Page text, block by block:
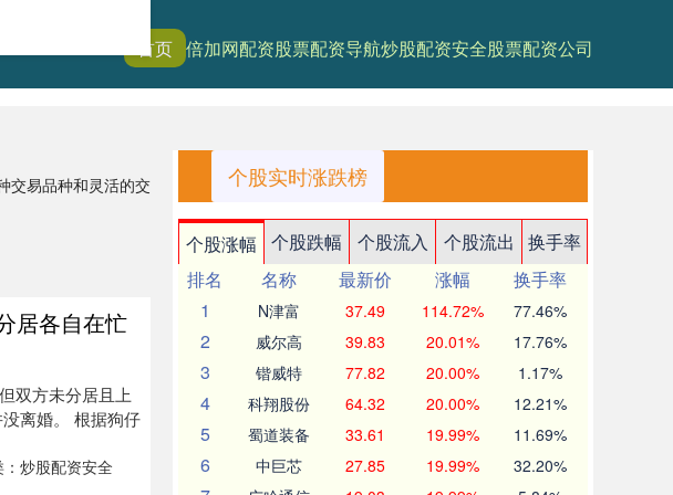
首页 倍加网配资股票配资导航炒股配资安全股票配资公司
交易品种和灵活的交
居各自在忙
双方未分居且上
离婚。 根据狗仔
：炒股配资安全
个股实时涨跌榜
个股涨幅 个股跌幅 个股流入 个股流出
换手率
排名
名称 最新价 涨幅
换手率
1
N津富 37.49 114.72% 77.46%
2 威尔高 39.83 20.01% 17.76%
3 锴威特 77.82 20.00% 1.17%
4 科翔股份 64.32 20.00% 12.21%
5 蜀道装备 33.61 19.99% 11.69%
6 中巨芯 27.85 19.99% 32.20%